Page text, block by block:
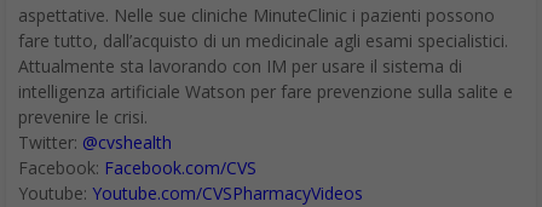
aspettative. Nelle sue cliniche MinuteClinic i pazienti possono
fare tutto, dall’acquisto di un medicinale agli esami specialistici.
Attualmente sta lavorando con IM per usare il sistema di
intelligenza artificiale Watson per fare prevenzione sulla salite e
prevenire le crisi.
Twitter: @cvshealth
Facebook: Facebook.com/CVS
Youtube: Youtube.com/CVSPharmacyVideos